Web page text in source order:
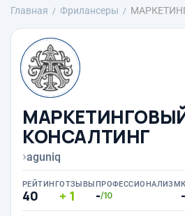
Главная Фрилансеры
КОНСАЛТИНГ
›aguniq
РЕЙТИНГ
40
ОТЗЫВЫ
1
ПРОФЕССИОНАЛИЗМ
-/10